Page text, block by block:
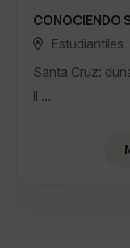
CONOCIENDO
Estudiantiles
Santa Cruz:
ll ...